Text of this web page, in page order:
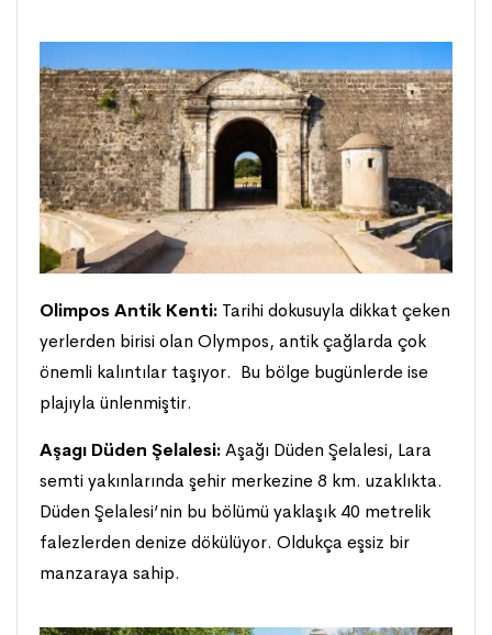
Olimpos Antik Kenti: Tarihi dokusuyla dikkat çeken
yerlerden birisi olan Olympos, antik çağlarda çok
önemli kalıntılar taşıyor. Bu bölge bugünlerde ise
plajıyla ünlenmiştir.
Aşagı Düden Şelalesi:Aşağı Düden Şelalesi, Lara
semti yakınlarında şehir merkezine 8 km. uzaklıkta.
Düden Şelalesi’nin bu bölümü yaklaşık 40 metrelik
falezlerden denize dökülüyor. Oldukça eşsiz bir
manzaraya sahip.